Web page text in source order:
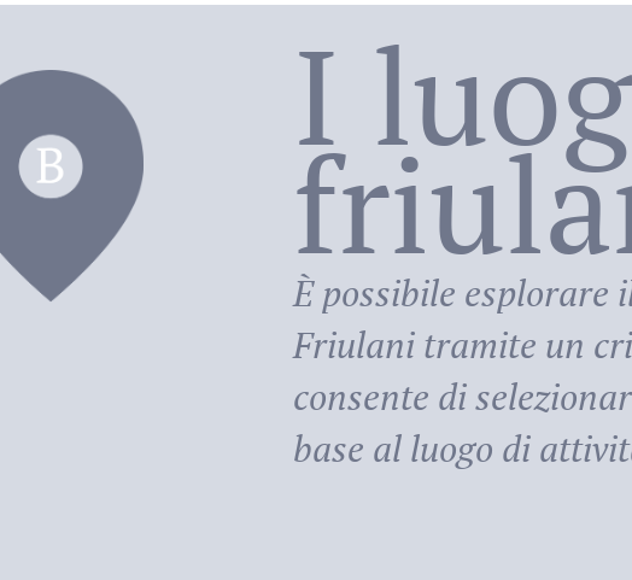
I
È possibile esplorare
Friulani tramite un
consente di
base al luogo di